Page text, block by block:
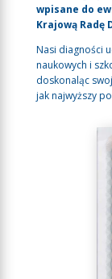
wpisane do
Krajową
Nasi diagności
naukowych i
doskonaląc
jak najwyższy